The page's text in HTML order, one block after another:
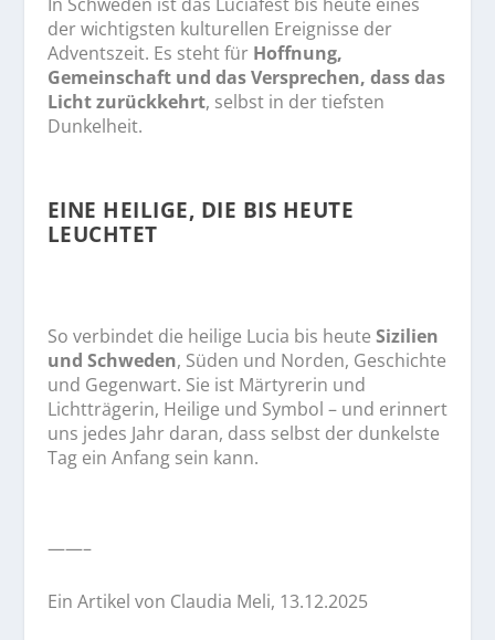
In Schweden ist das Luciafest bis heute eines
der wichtigsten kulturellen Ereignisse der
Adventszeit. Es steht für Hoffnung,
Gemeinschaft und das Versprechen, dass das
Licht zurückkehrt, selbst in der tiefsten
Dunkelheit.
EINE HEILIGE, DIE BIS HEUTE
LEUCHTET
So verbindet die heilige Lucia bis heute Sizilien
und Schweden, Süden und Norden, Geschichte
und Gegenwart. Sie ist Märtyrerin und
Lichtträgerin, Heilige und Symbol – und erinnert
uns jedes Jahr daran, dass selbst der dunkelste
Tag ein Anfang sein kann.
——–
Ein Artikel von Claudia Meli, 13.12.2025